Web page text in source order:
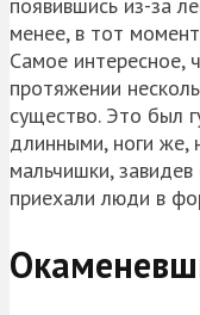
менее, в тот
Самое интересное,
протяжении
существо. Это был
длинными, ноги же,
мальчишки,
приехали люди в